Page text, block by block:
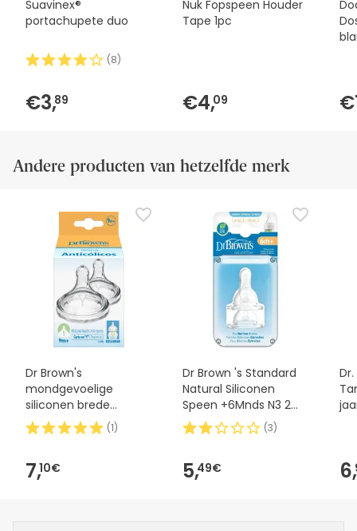
Suavinex®
portachupete duo
(8)
€3,89
Nuk Fopspeen Houder
Tape 1pc
€4,09
Andere producten van hetzelfde merk
Dr Brown's
mondgevoelige
siliconen brede
mondvorm in Y +
9meses 2uds
(1)
7,10€
Dr Brown 's Standard
Natural Siliconen
Speen +6Mnds N3 2
stuks
(3)
5,49€ 6,